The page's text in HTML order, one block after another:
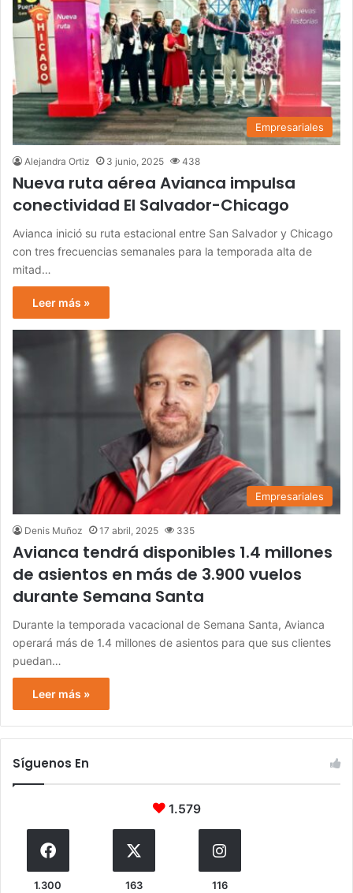
Empresariales
Alejandra Ortiz 3 junio, 2025 438
Nueva ruta aérea Avianca impulsa
conectividad El Salvador-Chicago
Avianca inició su ruta estacional entre San Salvador y Chicago
con tres frecuencias semanales para la temporada alta de
mitad…
Leer más »
Empresariales
Denis Muñoz 17 abril, 2025 335
Avianca tendrá disponibles 1.4 millones
de asientos en más de 3.900 vuelos
durante Semana Santa
Durante la temporada vacacional de Semana Santa, Avianca
operará más de 1.4 millones de asientos para que sus clientes
puedan…
Leer más »
Síguenos En
1.579
1.300 163 116